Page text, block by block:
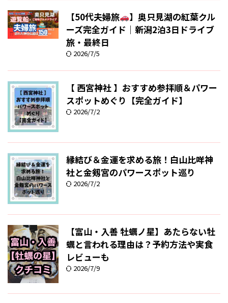
【50代夫婦旅
】奥只見湖の紅葉クル
ーズ完全ガイド｜新潟2泊3日ドライブ
旅・最終日
2026/7/5
【 西宮神社 】おすすめ参拝順＆パワー
スポットめぐり【完全ガイド】
2026/7/2
縁結び＆金運を求める旅！白山比咩神
社と金剱宮のパワースポット巡り
2026/7/2
【富山・入善 牡蠣ノ星】あたらない牡
蠣と言われる理由は？予約方法や実食
レビューも
2026/7/9